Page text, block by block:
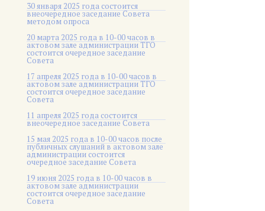
30 января 2025 года состоится
внеочередное заседание Совета
методом опроса
20 марта 2025 года в 10-00 часов в
актовом зале администрации ТГО
состоится очередное заседание
Совета
17 апреля 2025 года в 10-00 часов в
актовом зале администрации ТГО
состоится очередное заседание
Совета
11 апреля 2025 года состоится
внеочередное заседание Совета
15 мая 2025 года в 10-00 часов после
публичных слушаний в актовом зале
администрации состоится
очередное заседание Совета
19 июня 2025 года в 10-00 часов в
актовом зале администрации
состоится очередное заседание
Совета